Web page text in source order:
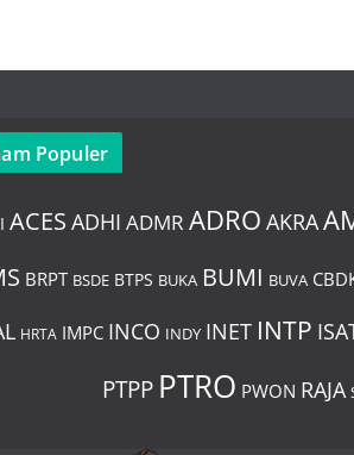
Populer
ACES ADHI ADMR ADRO AKRA
BRPT BSDE BTPS BUKA BUMI BUVA
HRTA IMPC INCO INDY INET INTP
PTPP PTRO PWON RAJA